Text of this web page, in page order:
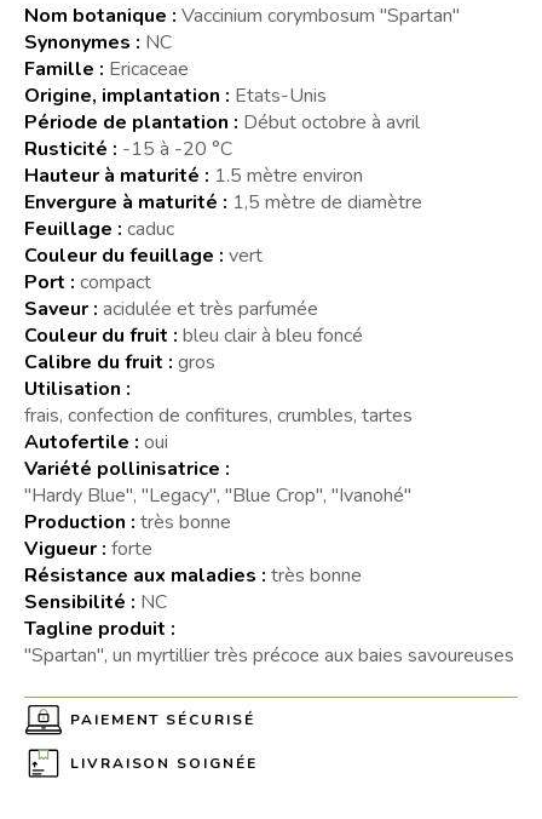
Nom botanique : Vaccinium corymbosum "Spartan"
Synonymes : NC
Famille : Ericaceae
Origine, implantation : Etats-Unis
Période de plantation : Début octobre à avril
Rusticité : -15 à -20 °C
Hauteur à maturité : 1.5 mètre environ
Envergure à maturité : 1,5 mètre de diamètre
Feuillage : caduc
Couleur du feuillage : vert
Port : compact
Saveur : acidulée et très parfumée
Couleur du fruit : bleu clair à bleu foncé
Calibre du fruit : gros
Utilisation :
frais, confection de confitures, crumbles, tartes
Autofertile : oui
Variété pollinisatrice :
"Hardy Blue", "Legacy", "Blue Crop", "Ivanohé"
Production : très bonne
Vigueur : forte
Résistance aux maladies : très bonne
Sensibilité : NC
Tagline produit :
"Spartan", un myrtillier très précoce aux baies savoureuses
PAIEMENT SÉCURISÉ
LIVRAISON SOIGNÉE